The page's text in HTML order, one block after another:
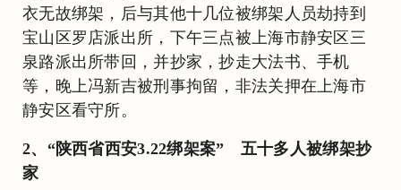
衣无故绑架，后与其他十几位被绑架人员劫持到
宝山区罗店派出所，下午三点被上海市静安区三
泉路派出所带回，并抄家，抄走大法书、手机
等，晚上冯新吉被刑事拘留，非法关押在上海市
静安区看守所。
2、“陕西省西安3.22绑架案” 五十多人被绑架抄
家